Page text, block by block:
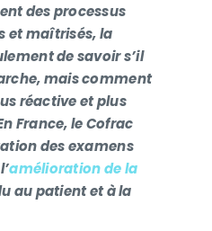
des processus
et maîtrisés, la
de savoir s’il
mais comment
réactive et plus
France, le Cofrac
des examens
amélioration de la
au patient et à la